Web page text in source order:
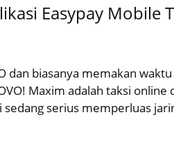
Easypay Mobile
dan biasanya memakan
Maxim adalah taksi online
serius memperluas